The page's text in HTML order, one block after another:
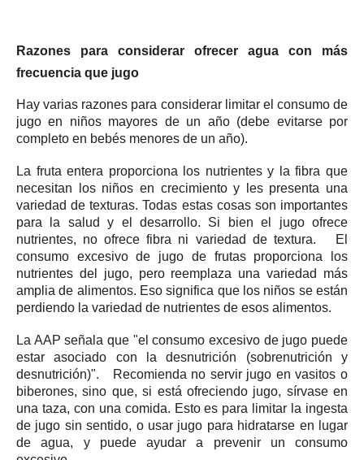
Razones para considerar ofrecer agua con más
frecuencia que jugo
Hay varias razones para considerar limitar el consumo de
jugo en niños mayores de un año (debe evitarse por
completo en bebés menores de un año).
La fruta entera proporciona los nutrientes y la fibra que
necesitan los niños en crecimiento y les presenta una
variedad de texturas.Todas estas cosas son importantes
para la salud y el desarrollo. Si bien el jugo ofrece
nutrientes, no ofrece fibra ni variedad de textura.
El
consumo excesivo de jugo de frutas proporciona los
nutrientes del jugo, pero reemplaza una variedad más
amplia de alimentos. Eso significa que los niños se están
perdiendo la variedad de nutrientes de esos alimentos.
La AAP señala que "el consumo excesivo de jugo puede
estar asociado con la desnutrición (sobrenutrición y
desnutrición)".
Recomienda no servir jugo en vasitos o
biberones, sino que, si está ofreciendo jugo, sírvase en
una taza, con una comida. Esto es para limitar la ingesta
de jugo sin sentido, o usar jugo para hidratarse en lugar
de agua, y puede ayudar a prevenir un consumo